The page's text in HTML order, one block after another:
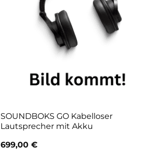
SOUNDBOKS GO Kabelloser
Lautsprecher mit Akku
699,00€